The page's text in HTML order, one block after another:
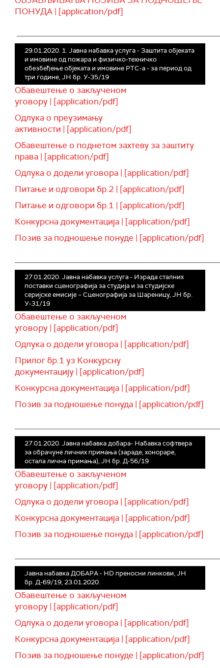
ПОНУДА | [application/pdf]
29.01.2020. 1. Јавна набавка услуга - Заштита објеката
и имовине од пожара и физичко-техничко
обезбеђење објеката и имовине РТС-а - за период од
три године, ЈН бр. У-35/19
Обавештење о закљученом
уговору | [application/pdf]
Одлука о преузимању
активности | [application/pdf]
Обавештење о поднетом захтеву за заштиту
права | [application/pdf]
Одлука о додели уговора | [application/pdf]
Питање и одговори бр.2 | [application/pdf]
Питање и одговори бр.1 | [application/pdf]
Конкурсна документација | [application/pdf]
Позив за подношење понуде | [application/pdf]
27.01.2020. Јавна набавка услуга - Израда сталних
поставки сценографија за студија и за студијске
серијске емисије – Сценографија за Шареницу, ЈН бр.
У-31/19
Обавештење о закљученом
уговору | [application/pdf]
Одлука о додели уговора | [application/pdf]
Прилог бр.1 уз Конкурсну
документацију | [application/pdf]
Конкурсна документација | [application/pdf]
Позив за подношење понуда | [application/pdf]
27.01.2020. Јавна набавка добара- Набавка софтвера
за обрачуне личних примања (зараде, хонораре,
остала лична примања), ЈН бр. Д-56/19
Обавештење о закљученом
уговору | [application/pdf]
Одлука о додели уговора | [application/pdf]
Конкурсна документација | [application/pdf]
Позив за подношење понуда | [application/pdf]
Јавна набавка ДОБАРА - HD преносни линкови, ЈН
бр. Д-69/19, 23.01.2020.
Обавештење о закљученом
уговору | [application/pdf]
Одлука о додели уговора | [application/pdf]
Конкурсна документација | [application/pdf]
Позив за подношење понуде | [application/pdf]